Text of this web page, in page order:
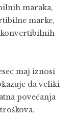
maraka,
marke,
konvertibilnih
maj iznosi
da veliki
povećanja